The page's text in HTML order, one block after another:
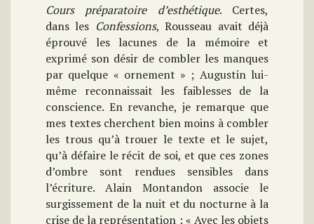
Cours préparatoire d’esthétique. Certes,
dans les Confessions, Rousseau avait déjà
éprouvé les lacunes de la mémoire et
exprimé son désir de combler les manques
par quelque « ornement » ; Augustin lui-
même reconnaissait les faiblesses de la
conscience. En revanche, je remarque que
mes textes cherchent bien moins à combler
les trous qu’à trouer le texte et le sujet,
qu’à défaire le récit de soi, et que ces zones
d’ombre sont rendues sensibles dans
l’écriture. Alain Montandon associe le
surgissement de la nuit et du nocturne à la
crise de la représentation : « Avec les objets